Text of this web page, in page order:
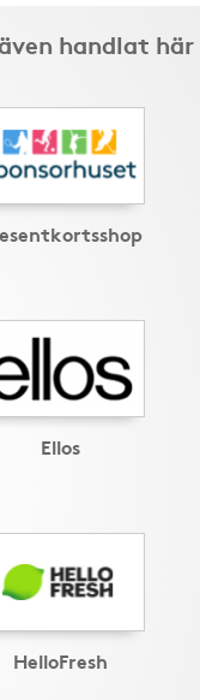
handlat här
Ellos
HelloFresh